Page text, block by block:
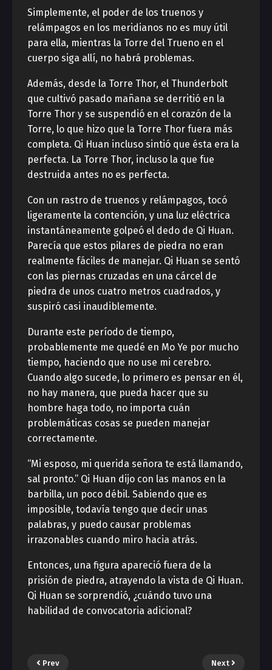
Simplemente, el poder de los truenos y
relámpagos en los meridianos no es muy útil
para ella, mientras la Torre del Trueno en el
cuerpo siga allí, no habrá problemas.
Además, desde la Torre Thor, el Thunderbolt
que cultivó pasado mañana se derritió en la
Torre Thor y se suspendió en el corazón de la
Torre, lo que hizo que la Torre Thor fuera más
completa. Qi Huan incluso sintió que ésta era la
perfecta. La Torre Thor, incluso la que fue
destruida antes no es perfecta.
Con un rastro de truenos y relámpagos, tocó
ligeramente la contención, y una luz eléctrica
instantáneamente golpeó el dedo de Qi Huan.
Parecía que estos pilares de piedra no eran
realmente fáciles de manejar. Qi Huan se sentó
con las piernas cruzadas en una cárcel de
piedra de unos cuatro metros cuadrados, y
suspiró casi inaudiblemente.
Durante este período de tiempo,
probablemente me quedé en Mo Ye por mucho
tiempo, haciendo que no use mi cerebro.
Cuando algo sucede, lo primero es pensar en él,
no hay manera, que pueda hacer que su
hombre haga todo, no importa cuán
problemáticas cosas se pueden manejar
correctamente.
“Mi esposo, mi querida señora te está llamando,
sal pronto.” Qi Huan dijo con las manos en la
barbilla, un poco débil. Sabiendo que es
imposible, todavía tengo que decir unas
palabras, y puedo causar problemas
irrazonables cuando miro hacia atrás.
Entonces, una figura apareció fuera de la
prisión de piedra, atrayendo la vista de Qi Huan.
Qi Huan se sorprendió, ¿cuándo tuvo una
habilidad de convocatoria adicional?
Prev Next